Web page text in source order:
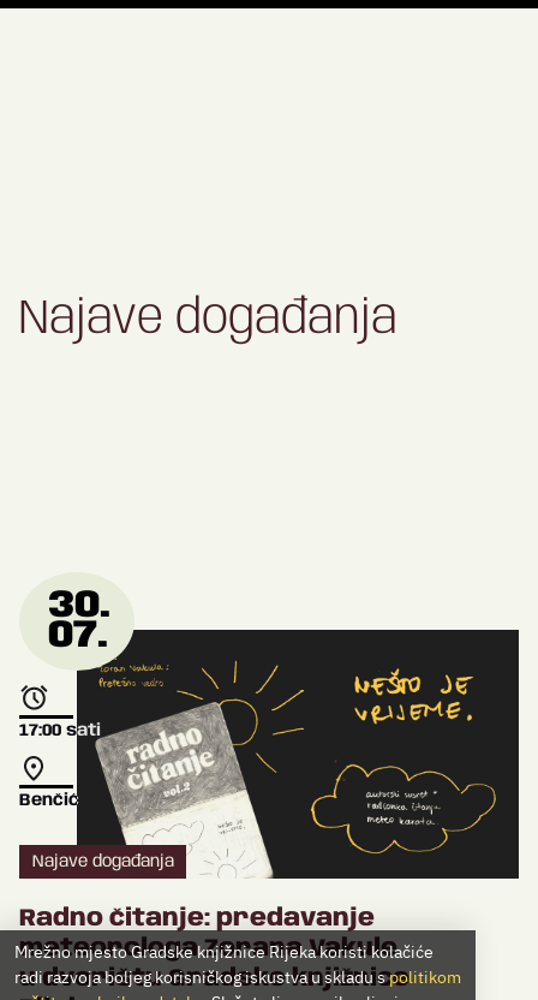
Najave događanja
30.
07.
17:00 sati
Benčić
Najave događanja
Radno čitanje: predavanje
meteorologa Zorana Vakule
u dvorištu Gradske knjižnice
Mrežno mjesto Gradske knjižnice Rijeka koristi kolačiće
radi razvoja boljeg korisničkog iskustva u skladu spolitikom